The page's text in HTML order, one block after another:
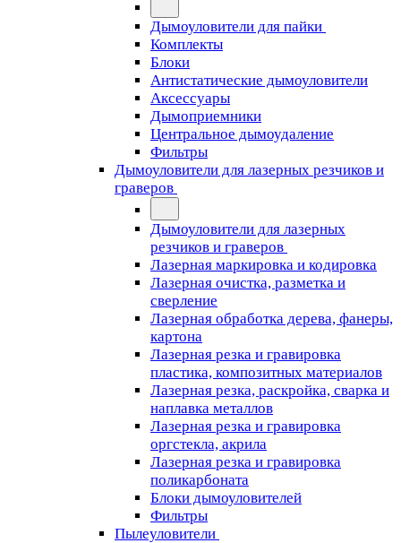
Дымоуловители для пайки
Комплекты
Блоки
Антистатические дымоуловители
Аксессуары
Дымоприемники
Центральное дымоудаление
Фильтры
Дымоуловители для лазерных резчиков и
граверов
Дымоуловители для лазерных
резчиков и граверов
Лазерная маркировка и кодировка
Лазерная очистка, разметка и
сверление
Лазерная обработка дерева, фанеры,
картона
Лазерная резка и гравировка
пластика, композитных материалов
Лазерная резка, раскройка, сварка и
наплавка металлов
Лазерная резка и гравировка
оргстекла, акрила
Лазерная резка и гравировка
поликарбоната
Блоки дымоуловителей
Фильтры
Пылеуловители